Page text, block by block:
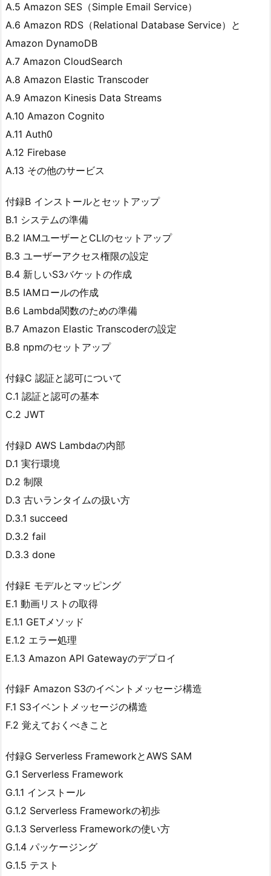
A.5 Amazon SES（Simple Email Service）
A.6 Amazon RDS（Relational Database Service）と
Amazon DynamoDB
A.7 Amazon CloudSearch
A.8 Amazon Elastic Transcoder
A.9 Amazon Kinesis Data Streams
A.10 Amazon Cognito
A.11 Auth0
A.12 Firebase
A.13 その他のサービス
付録B インストールとセットアップ
B.1 システムの準備
B.2 IAMユーザーとCLIのセットアップ
B.3 ユーザーアクセス権限の設定
B.4 新しいS3バケットの作成
B.5 IAMロールの作成
B.6 Lambda関数のための準備
B.7 Amazon Elastic Transcoderの設定
B.8 npmのセットアップ
付録C 認証と認可について
C.1 認証と認可の基本
C.2 JWT
付録D AWS Lambdaの内部
D.1 実行環境
D.2 制限
D.3 古いランタイムの扱い方
D.3.1 succeed
D.3.2 fail
D.3.3 done
付録E モデルとマッピング
E.1 動画リストの取得
E.1.1 GETメソッド
E.1.2 エラー処理
E.1.3 Amazon API Gatewayのデプロイ
付録F Amazon S3のイベントメッセージ構造
F.1 S3イベントメッセージの構造
F.2 覚えておくべきこと
付録G Serverless FrameworkとAWS SAM
G.1 Serverless Framework
G.1.1 インストール
G.1.2 Serverless Frameworkの初歩
G.1.3 Serverless Frameworkの使い方
G.1.4 パッケージング
G.1.5 テスト